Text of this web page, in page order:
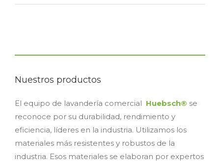
Nuestros productos
El equipo de lavandería comercial Huebsch® se
reconoce por su durabilidad, rendimiento y
eficiencia, líderes en la industria. Utilizamos los
materiales más resistentes y robustos de la
industria. Esos materiales se elaboran por expertos